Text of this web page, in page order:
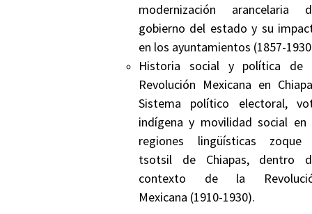
modernización arancelaria
gobierno del estado y su
en los ayuntamientos (1857-
Historia social y política de
Revolución Mexicana en
Sistema político electoral,
indígena y movilidad social en
regiones lingüísticas
tsotsil de Chiapas, dentro
contexto de la
Mexicana (1910-1930).